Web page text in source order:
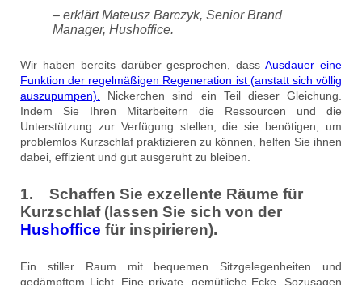
– erklärt Mateusz Barczyk, Senior Brand
Manager, Hushoffice.
Wir haben bereits darüber gesprochen, dassAusdauer eine
Funktion der regelmäßigen Regeneration ist (anstatt sich völlig
auszupumpen).
Nickerchen sind ein Teil dieser Gleichung.
Indem Sie Ihren Mitarbeitern die Ressourcen und die
Unterstützung zur Verfügung stellen, die sie benötigen, um
problemlos Kurzschlaf praktizieren zu können, helfen Sie ihnen
dabei, effizient und gut ausgeruht zu bleiben.
1. Schaffen Sie exzellente Räume für
Kurzschlaf (lassen Sie sich von der
Hushoffice für inspirieren).
Ein stiller Raum mit bequemen Sitzgelegenheiten und
gedämpftem Licht. Eine private, gemütliche Ecke. Sozusagen